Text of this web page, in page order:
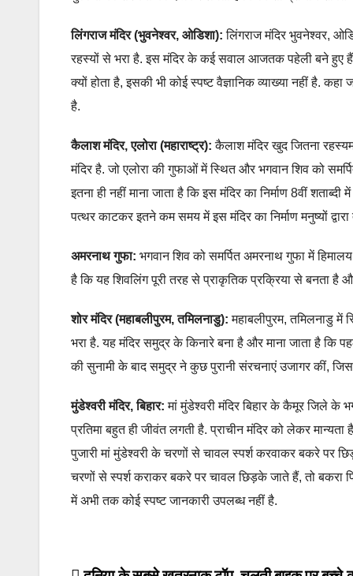
लिंगराज मंदिर (भुवनेश्वर, ओडिशा): लिंगराज मंदिर भुवनेश्वर,
रहस्यों से भरा है. इस मंदिर के कई सवाल आजतक पहेली बने हुए हैं.
क्यों होता है, इसकी भी कोई स्पष्ट वैज्ञानिक व्याख्या नहीं है.
है.
कैलाश मंदिर, एलोरा (महाराष्ट्र): कैलाश मंद‍िर खुद ज‍ितना
मंदिर है. जो एलोरा की गुफाओं में स्थित और भगवान शिव को
इतना ही नहीं माना जाता है कि इस मंदिर का न‍िर्माण 8वीं
पत्‍थर काटकर इतने कम समय में इस मंद‍िर का न‍िर्माण मनुष्‍यों
अमरनाथ गुफा: भगवान शिव को समर्पित अमरनाथ गुफा में
है कि यह शिवलिंग पूरी तरह से प्राकृतिक प्रक्रिया से बनता है
शोर मंदिर (महाबलीपुरम, तमिलनाडु): महाबलीपुरम, तमिलनाडु में
भरा है. यह मंदिर समुद्र के किनारे बना है और माना जाता है कि
की सुनामी के बाद समुद्र ने कुछ पुरानी संरचनाएं उजागर कीं,
मुंडेश्वरी मंदिर, बिहार: मां मुंडेश्वरी मंदिर बिहार के कैमूर जिले के
प्रतिमा बहुत ही जीवंत लगती है. प्राचीन मंदिर को लेकर
पुजारी मां मुंडेश्वरी के चरणों से चावल स्पर्श करवाकर बकरे पर
चरणों से स्पर्श कराकर बकरे पर चावल छिड़के जाते हैं, तो बकरा
में अभी तक कोई स्पष्ट जानकारी उपलब्ध नहीं है.